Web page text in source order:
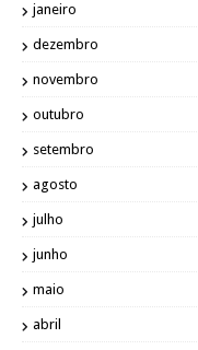
janeiro
dezembro
novembro
outubro
setembro
agosto
julho
junho
maio
abril